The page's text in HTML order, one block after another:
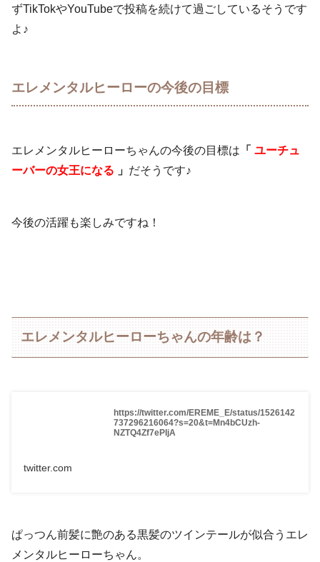
ずTikTokやYouTubeで投稿を続けて過ごしているそうです
よ♪
エレメンタルヒーローの今後の目標
エレメンタルヒーローちゃんの今後の目標は 「 ユーチュ
ーバーの女王になる 」 だそうです♪
今後の活躍も楽しみですね！
エレメンタルヒーローちゃんの年齢は？
https://twitter.com/EREME_E/status/1526142
737296216064?s=20&t=Mn4bCUzh-
NZTQ4Zf7ePIjA
twitter.com
ぱっつん前髪に艶のある黒髪のツインテールが似合うエレ
メンタルヒーローちゃん。